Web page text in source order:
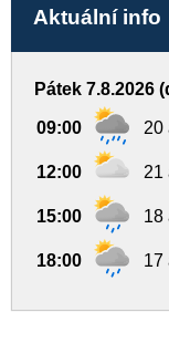
Aktuální info
Pátek 7.8.2026
09:00 20
12:00 21
15:00 18
18:00 17